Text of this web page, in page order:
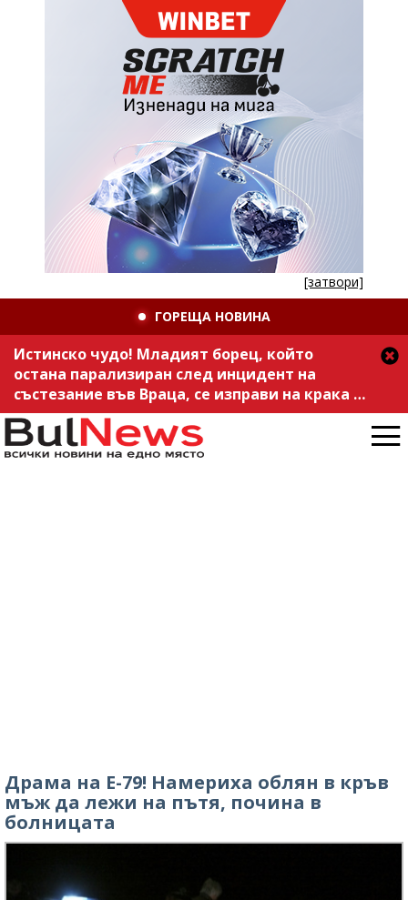
[затвори]
ГОРЕЩА НОВИНА
Истинско чудо! Младият борец, който
остана парализиран след инцидент на
състезание във Враца, се изправи на крака /
снимка/
Драма на Е-79! Намериха облян в кръв
мъж да лежи на пътя, почина в
болницата